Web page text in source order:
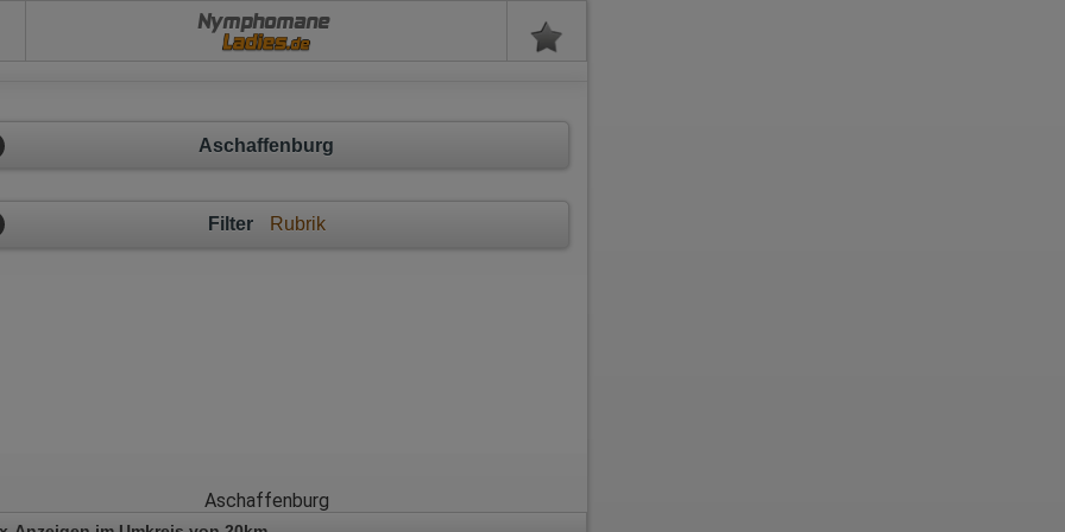
Nymphomane
Aschaffenburg
Filter Rubrik
Aschaffenburg